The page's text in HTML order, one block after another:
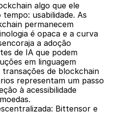
algo que ele
usabilidade. As
permanecem
é opaca e a curva
a adoção
de IA que podem
em linguagem
de blockchain
representam um passo
à acessibilidade
Bittensor e